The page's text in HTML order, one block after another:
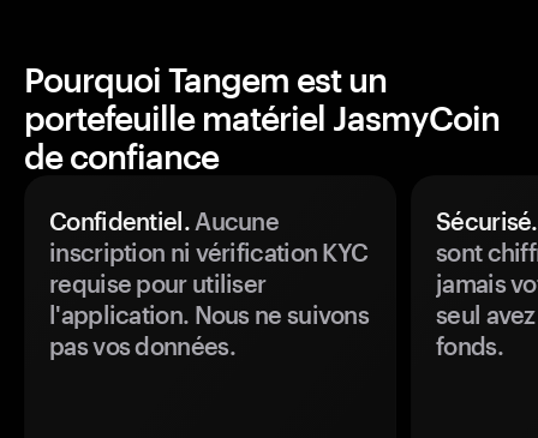
Pourquoi Tangem est un
portefeuille matériel JasmyCoin
de confiance
Confidentiel.Aucune
inscription ni vérification KYC
requise pour utiliser
l'application. Nous ne suivons
pas vos données.
Sécurisé.
sont
jamais
seul
fonds.